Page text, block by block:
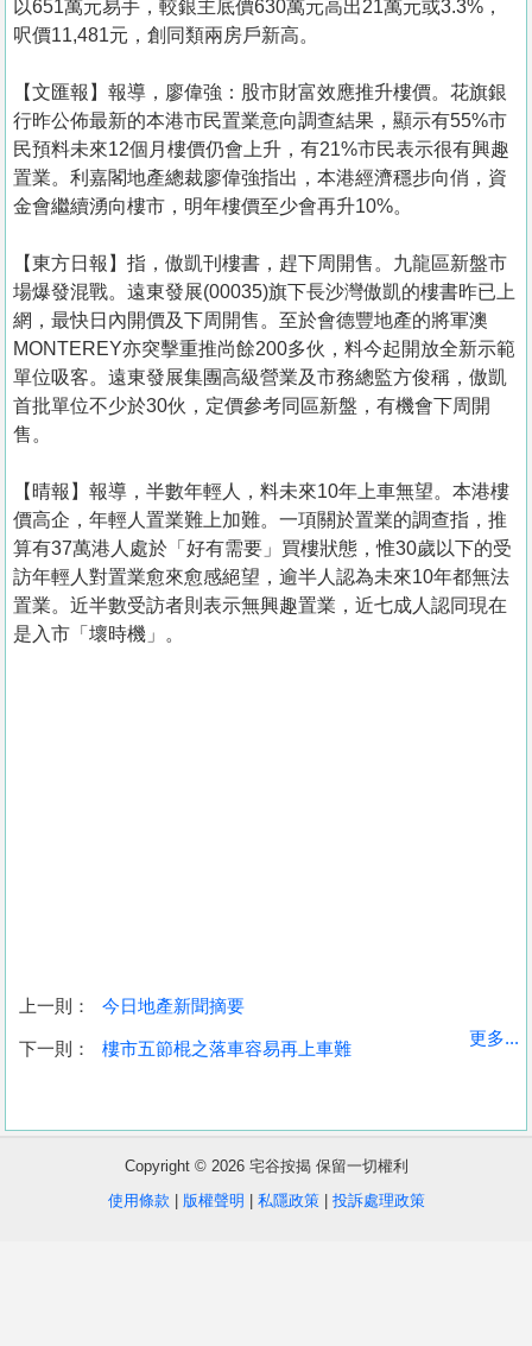
收
盤
以651萬元易手，較銀主底價630萬元高出21萬元或3.3%，
呎價11,481元，創同類兩房戶新高。
【文匯報】報導，廖偉強：股市財富效應推升樓價。花旗銀
行昨公佈最新的本港市民置業意向調查結果，顯示有55%市
民預料未來12個月樓價仍會上升，有21%市民表示很有興趣
置業。利嘉閣地產總裁廖偉強指出，本港經濟穩步向俏，資
金會繼續湧向樓市，明年樓價至少會再升10%。
【東方日報】指，傲凱刊樓書，趕下周開售。九龍區新盤市
場爆發混戰。遠東發展(00035)旗下長沙灣傲凱的樓書昨已上
網，最快日內開價及下周開售。至於會德豐地產的將軍澳
MONTEREY亦突擊重推尚餘200多伙，料今起開放全新示範
單位吸客。遠東發展集團高級營業及市務總監方俊稱，傲凱
首批單位不少於30伙，定價參考同區新盤，有機會下周開
售。
【晴報】報導，半數年輕人，料未來10年上車無望。本港樓
價高企，年輕人置業難上加難。一項關於置業的調查指，推
算有37萬港人處於「好有需要」買樓狀態，惟30歲以下的受
訪年輕人對置業愈來愈感絕望，逾半人認為未來10年都無法
置業。近半數受訪者則表示無興趣置業，近七成人認同現在
是入市「壞時機」。
上一則： 今日地產新聞摘要
下一則： 樓市五節棍之落車容易再上車難
更多...
Copyright © 2026 宅谷按揭 保留一切權利
使用條款
版權聲明 私隱政策| 投訴處理政策